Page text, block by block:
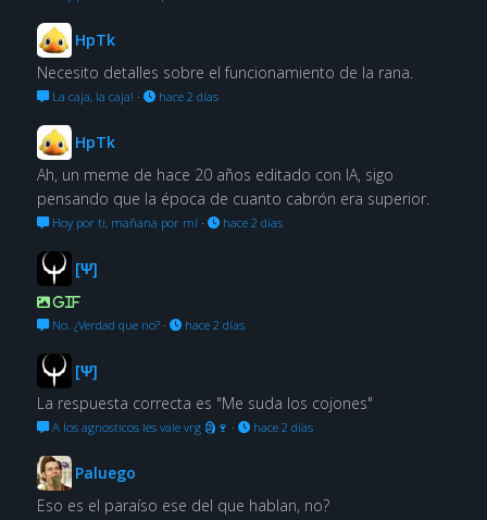
HpTk
Necesito detalles sobre el funcionamiento de la rana.
La caja, la caja! · hace 2 días
HpTk
Ah, un meme de hace 20 años editado con IA, sigo
pensando que la época de cuanto cabrón era superior.
Hoy por ti, mañana por mí· hace 2 días
[Ψ]
GIF
No. ¿Verdad que no?· hace 2 días
[Ψ]
La respuesta correcta es "Me suda los cojones"
A los agnosticos les vale vrg 🗿🍷 · hace 2 días
Paluego
Eso es el paraíso ese del que hablan, no?